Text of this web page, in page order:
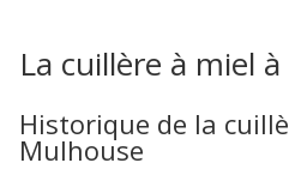
La cuillère à miel
Historique de la
Mulhouse